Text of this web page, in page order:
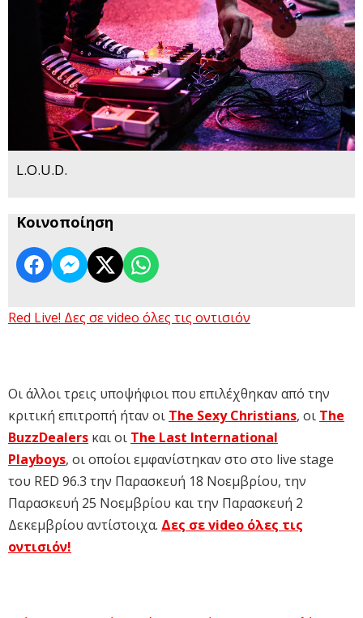
L.O.U.D.
Κοινοποίηση
Red Live! Δες σε video όλες τις οντισιόν
Οι άλλοι τρεις υποψήφιοι που επιλέχθηκαν από την
κριτική επιτροπή ήταν οι The Sexy Christians, οι The
BuzzDealers και οι The Last International
Playboys, οι οποίοι εμφανίστηκαν στο στο live stage
του RED 96.3 την Παρασκευή 18 Νοεμβρίου, την
Παρασκευή 25 Νοεμβρίου και την Παρασκευή 2
Δεκεμβρίου αντίστοιχα. Δες σε video όλες τις
οντισιόν!